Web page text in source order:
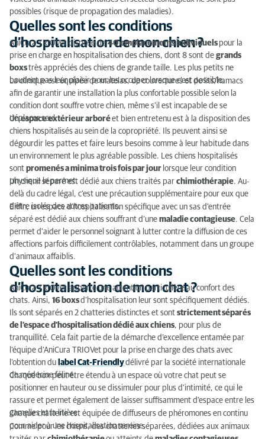
possibles (risque de propagation des maladies).
Quelles sont les conditions
d’hospitalisation de mon chien ?
AniCura TRIOVet dispose de40 emplacements individuels pour la
prise en charge en hospitalisation des chiens, dont 8 sont de grands
boxstrès appréciés des chiens de grande taille. Les plus petits ne
boudent pas leur plaisir pour les occuper lorsque c’est possible.
La clinique est équipée de matelas, de couvertures et de lits/hamacs
afin de garantir une installation la plus confortable possible selon la
condition dont souffre votre chien, même s’il est incapable de se
déplacer seul.
Unespace extérieur arboréet bien entretenu est à la disposition des
chiens hospitalisés au sein de la copropriété. Ils peuvent ainsi se
dégourdir les pattes et faire leurs besoins comme à leur habitude dans
un environnement le plus agréable possible. Les chiens hospitalisés
sont promenés a minima trois fois par jour lorsque leur condition
physique le permet.
Un chenil séparé est dédié aux chiens traités par chimiothérapie. Au-
delà du cadre légal, c’est une précaution supplémentaire pour eux que
d’être isolés des autres patients.
Enfin, un espace d’hospitalisation spécifique avec un sas d’entrée
séparé est dédié aux chiens souffrant d’une maladie contagieuse. Cela
permet d’aider le personnel soignant à lutter contre la diffusion de ces
affections parfois difficilement contrôlables, notamment dans un groupe
d’animaux affaiblis.
Quelles sont les conditions
d’hospitalisation de mon chat ?
AniCura TRIOvet apporte une attention particulière au confort des
chats. Ainsi, 16 boxsd’hospitalisation leur sont spécifiquement dédiés.
Ils sont séparés en 2 chatteries distinctes et sont strictement séparés
de l’espace d’hospitalisation dédié aux chiens, pour plus de
tranquillité. Cela fait partie de la démarche d’excellence entamée par
l’équipe d’AniCura TRIOVet pour la prise en charge des chats avec
l’obtention du label Cat-Friendlydélivré par la société internationale
de médecine féline.
Chaque box peut être étendu à un espace où votre chat peut se
positionner en hauteur ou se dissimuler pour plus d’intimité, ce qui le
rassure et permet également de laisser suffisamment d’espace entre les
gamelles et la litière.
Chaque chatterie est équipée de diffuseurs de phéromones en continu
pour aider à une hospitalisation sereine.
Comme pour les chiens, des chatteries séparées, dédiées aux animaux